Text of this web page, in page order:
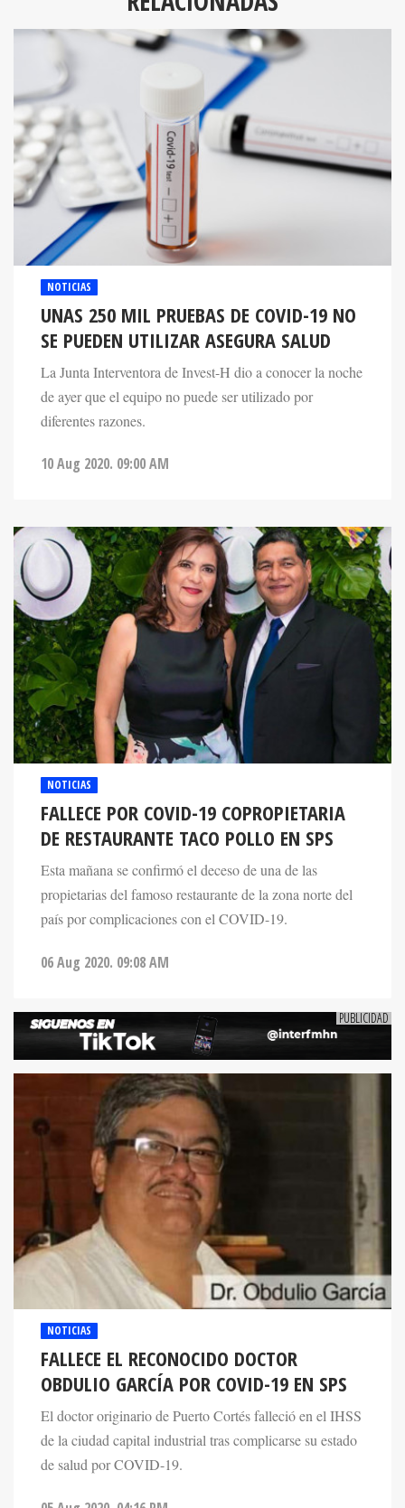
NOTICIAS
UNAS 250 MIL PRUEBAS DE COVID-19 NO
SE PUEDEN UTILIZAR ASEGURA SALUD
La Junta Interventora de Invest-H dio a conocer la noche
de ayer que el equipo no puede ser utilizado por
diferentes razones.
10 Aug 2020. 09:00 AM
NOTICIAS
FALLECE POR COVID-19 COPROPIETARIA
DE RESTAURANTE TACO POLLO EN SPS
Esta mañana se confirmó el deceso de una de las
propietarias del famoso restaurante de la zona norte del
país por complicaciones con el COVID-19.
06 Aug 2020. 09:08 AM
FALLECE EL RECONOCIDO DOCTOR
OBDULIO GARCÍA POR COVID-19 EN SPS
El doctor originario de Puerto Cortés falleció en el IHSS
de la ciudad capital industrial tras complicarse su estado
de salud por COVID-19.